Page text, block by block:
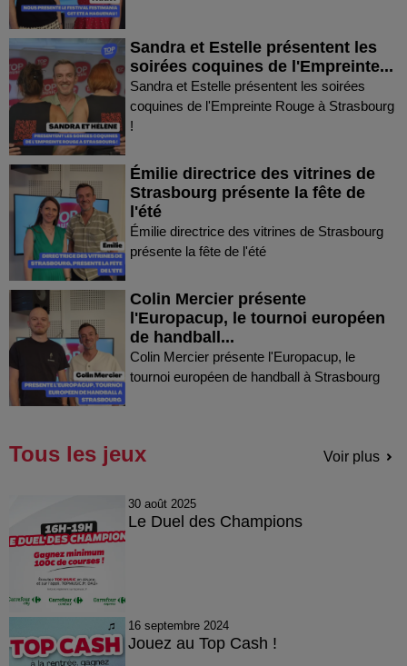
Sandra et Estelle présentent les
soirées coquines de l'Empreinte...
Sandra et Estelle présentent les soirées
coquines de l'Empreinte Rouge à Strasbourg
!
Émilie directrice des vitrines de
Strasbourg présente la fête de
l'été
Émilie directrice des vitrines de Strasbourg
présente la fête de l'été
Colin Mercier présente
l'Europacup, le tournoi européen
de handball...
Colin Mercier présente l'Europacup, le
tournoi européen de handball à Strasbourg
Tous les jeux Voir plus
30 août 2025
Le Duel des Champions
16 septembre 2024
Jouez au Top Cash !